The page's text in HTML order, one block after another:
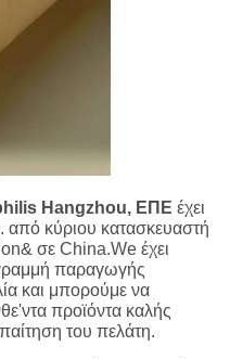
Hangzhou, ΕΠΕ έχει
από κύριου κατασκευαστή
σε China.We έχει
παραγωγής
και μπορούμε να
προϊόντα καλής
του πελάτη.